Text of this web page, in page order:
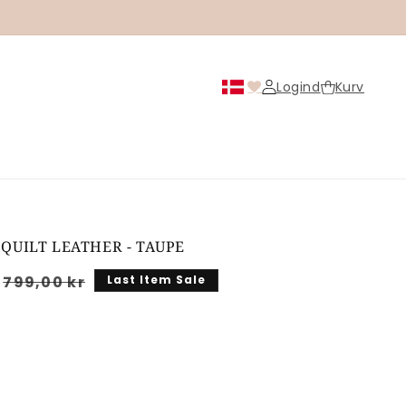
Logind
Logind Kurv
LEATHER - TAUPE
Normalpris
799,00 kr Last Item Sale